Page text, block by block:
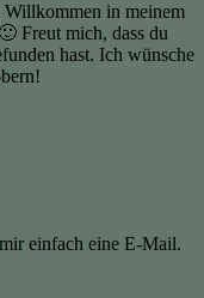
in meinem
Freut mich, dass du
hast. Ich wünsche
einfach eine E-Mail.